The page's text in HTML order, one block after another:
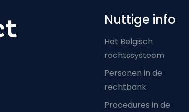
Nuttige info
Het Belgisch
rechtssysteem
Personen in de
rechtbank
Procedures in de